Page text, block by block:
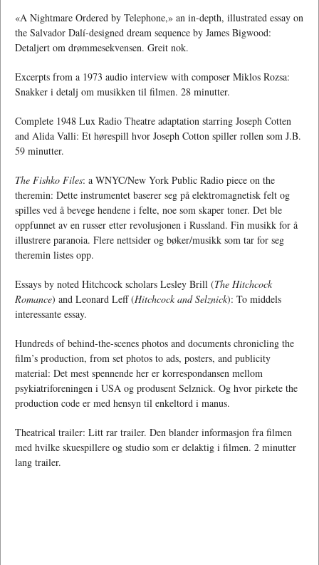
«A Nightmare Ordered by Telephone,» an in-depth, illustrated essay on
the Salvador Dalí-designed dream sequence by James Bigwood:
Detaljert om drømmesekvensen. Greit nok.
Excerpts from a 1973 audio interview with composer Miklos Rozsa:
Snakker i detalj om musikken til filmen. 28 minutter.
Complete 1948 Lux Radio Theatre adaptation starring Joseph Cotten
and Alida Valli: Et hørespill hvor Joseph Cotton spiller rollen som J.B.
59 minutter.
The Fishko Files: a WNYC/New York Public Radio piece on the
theremin: Dette instrumentet baserer seg på elektromagnetisk felt og
spilles ved å bevege hendene i felte, noe som skaper toner. Det ble
oppfunnet av en russer etter revolusjonen i Russland. Fin musikk for å
illustrere paranoia. Flere nettsider og bøker/musikk som tar for seg
theremin listes opp.
Essays by noted Hitchcock scholars Lesley Brill (The Hitchcock
Romance) and Leonard Leff (Hitchcock and Selznick): To middels
interessante essay.
Hundreds of behind-the-scenes photos and documents chronicling the
film’s production, from set photos to ads, posters, and publicity
material: Det mest spennende her er korrespondansen mellom
psykiatriforeningen i USA og produsent Selznick. Og hvor pirkete the
production code er med hensyn til enkeltord i manus.
Theatrical trailer: Litt rar trailer. Den blander informasjon fra filmen
med hvilke skuespillere og studio som er delaktig i filmen. 2 minutter
lang trailer.